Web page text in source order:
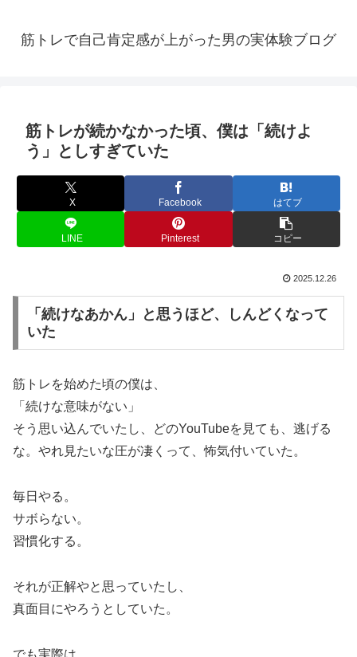
筋トレで自己肯定感が上がった男の実体験ブログ
筋トレが続かなかった頃、僕は「続けよ
う」としすぎていた
X Facebook はてブ
LINE Pinterest コピー
2025.12.26
「続けなあかん」と思うほど、しんどくなって
いた
筋トレを始めた頃の僕は、
「続けな意味がない」
そう思い込んでいたし、どのYouTubeを見ても、逃げる
な。やれ見たいな圧が凄くって、怖気付いていた。
毎日やる。
サボらない。
習慣化する。
それが正解やと思っていたし、
真面目にやろうとしていた。
でも実際は、